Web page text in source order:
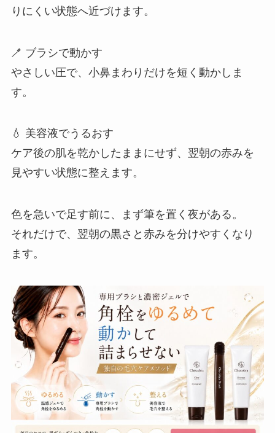
りにくい状態へ近づけます。
🪥 ブラシで動かす
やさしい圧で、小鼻まわりだけを短く動かしま
す。
💧 美容液でうるおす
ケア後の肌を乾かしたままにせず、翌朝の赤みを
見やすい状態に整えます。
色を急いで足す前に、まず筆を置く夜がある。
それだけで、翌朝の黒さと赤みを分けやすくなり
ます。